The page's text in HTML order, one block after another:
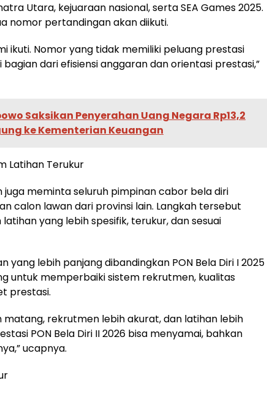
Utara, kejuaraan nasional, serta SEA Games 2025.
nomor pertandingan akan diikuti.
ikuti. Nomor yang tidak memiliki peluang prestasi
dari efisiensi anggaran dan orientasi prestasi,”
Saksikan Penyerahan Uang Negara Rp13,2
ke Kementerian Keuangan
Latihan Terukur
juga meminta seluruh pimpinan cabor bela diri
calon lawan dari provinsi lain. Langkah tersebut
yang lebih spesifik, terukur, dan sesuai
yang lebih panjang dibandingkan PON Bela Diri I 2025
untuk memperbaiki sistem rekrutmen, kualitas
prestasi.
matang, rekrutmen lebih akurat, dan latihan lebih
PON Bela Diri II 2026 bisa menyamai, bahkan
ucapnya.